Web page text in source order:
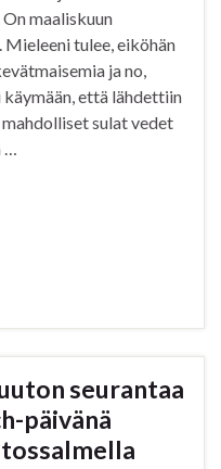
maaliskuun
Mieleeni tulee, eiköhän
ja no,
käymään, että lähdettiin
sulat vedet
…
seurantaa
päivänä